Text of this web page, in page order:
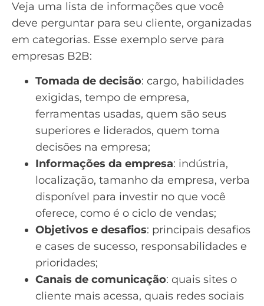
Veja uma lista de informações que você
deve perguntar para seu cliente, organizadas
em categorias. Esse exemplo serve para
empresas B2B:
Tomada de decisão: cargo, habilidades
exigidas, tempo de empresa,
ferramentas usadas, quem são seus
superiores e liderados, quem toma
decisões na empresa;
Informações da empresa: indústria,
localização, tamanho da empresa, verba
disponível para investir no que você
oferece, como é o ciclo de vendas;
Objetivos e desafios: principais desafios
e cases de sucesso, responsabilidades e
prioridades;
Canais de comunicação: quais sites o
cliente mais acessa, quais redes sociais